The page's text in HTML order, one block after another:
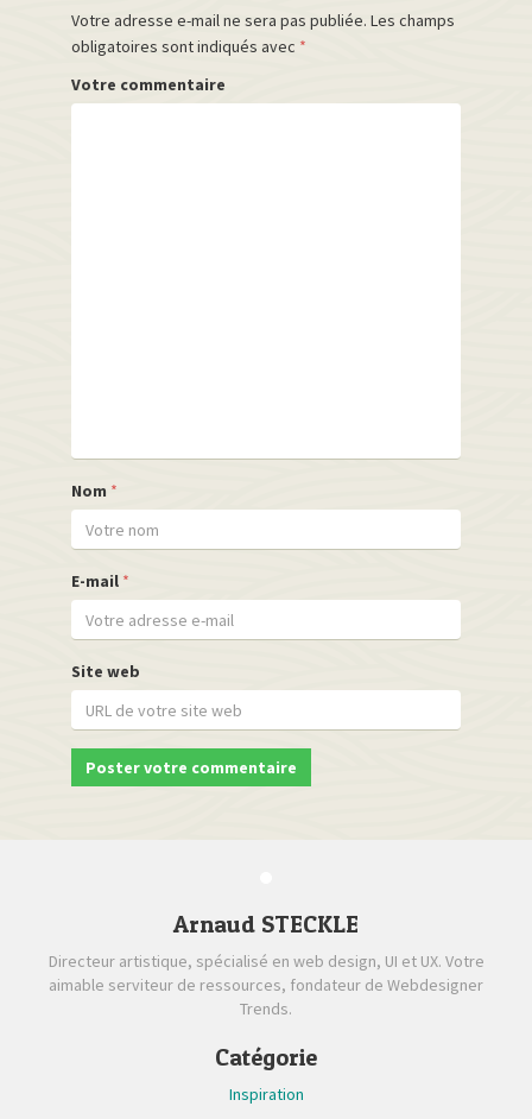
Votre adresse e-mail ne sera pas publiée. Les champs
obligatoires sont indiqués avec *
Votre commentaire
Nom *
E-mail *
Site web
Arnaud STECKLE
Directeur artistique, spécialisé en web design, UI et UX. Votre
aimable serviteur de ressources, fondateur de Webdesigner
Trends.
Catégorie
Inspiration